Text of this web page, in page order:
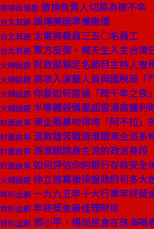
商場自慢塾 撤換負責人切莫為德不卒
台北耳語 誤傳美國準備撤僑
台北耳語 太電將裁員三五○名員工
台北耳語 軍方反彈，楊天生入主台灣
火線話題 財政部鎖定名節目主持人查
火線話題 高收入演藝人員與國稅局「
火線話題 你要如何度過「跨千年之夜
火線話題 半導體殺價風起雲湧高獲利
封面故事 東企風暴吹得垮「阿不拉」
封面故事 溫敦雄苦戰游淮銀東企派系
封面故事 游淮銀躋身主流的政治身段
封面故事 如何評估你的銀行存款安全
火線話題 徐立德幕後操盤政府利多大
特別企劃 一九九五年十大行業年終獎
特別企劃 年終獎金最佳理財術
特別企劃 鄧小平、楊尚昆會在珠海喝